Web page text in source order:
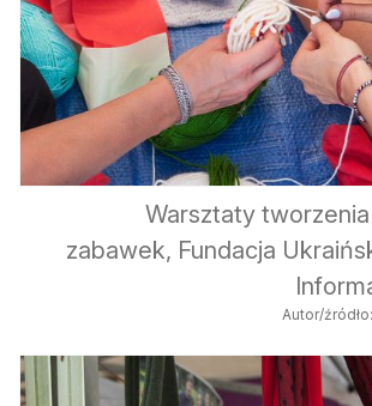
Warsztaty
zabawek, Fundacja
Autor/